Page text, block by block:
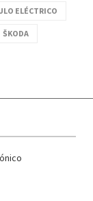
ELÉCTRICO
ŠKODA